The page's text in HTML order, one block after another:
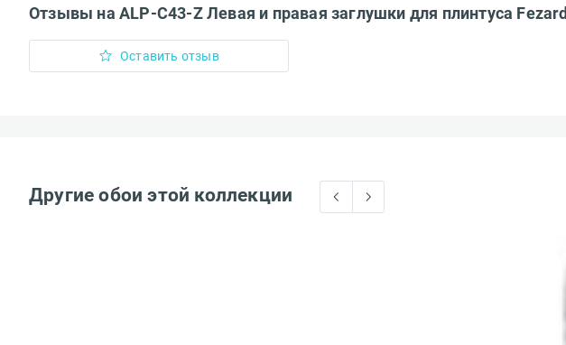
Отзывы на ALP-C43-Z Левая и правая заглушки для плинтуса Fezard
Оставить отзыв
Другие обои этой коллекции